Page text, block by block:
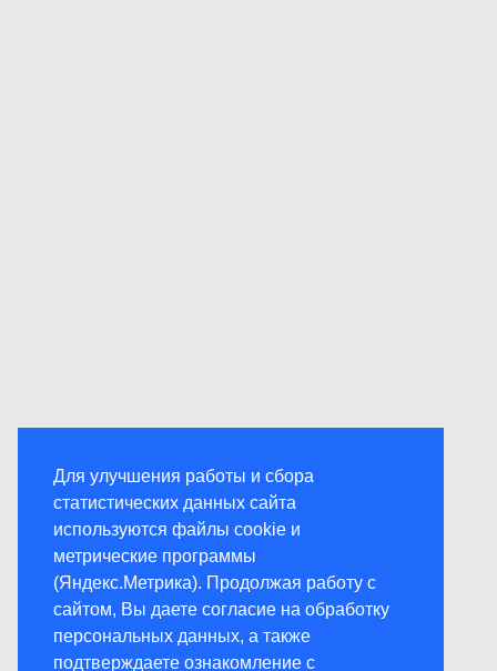
Для улучшения работы и сбора
статистических данных сайта
используются файлы cookie и
метрические программы
(Яндекс.Метрика). Продолжая работу с
сайтом, Вы даете согласие на обработку
персональных данных, а также
подтверждаете ознакомление с